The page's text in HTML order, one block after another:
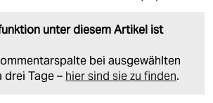
unter diesem Artikel ist
bei ausgewählten
Tage – hier sind sie zu finden.